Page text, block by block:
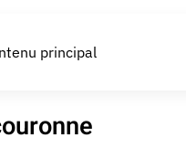
principal